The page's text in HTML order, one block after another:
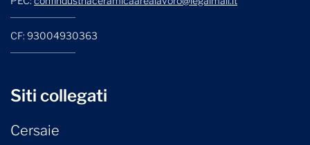
CF: 93004930363
Siti collegati
Cersaie